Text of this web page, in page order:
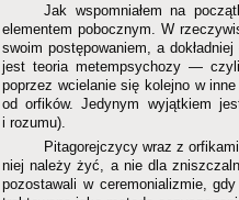
Jak wspomniałem na
elementem pobocznym. W
swoim postępowaniem, a
jest teoria metempsychozy — czyli
poprzez wcielanie się kolejno w
od orfików. Jedynym wyjątkiem
i rozumu).
Pitagorejczycy wraz z
niej należy żyć, a nie dla
pozostawali w ceremonializmie,